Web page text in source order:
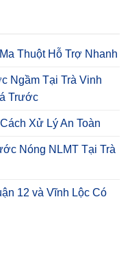
Thuột Hỗ Trợ Nhanh
Ngầm Tại Trà Vinh
Trước
Xử Lý An Toàn
Nóng NLMT Tại Trà
12 và Vĩnh Lộc Có